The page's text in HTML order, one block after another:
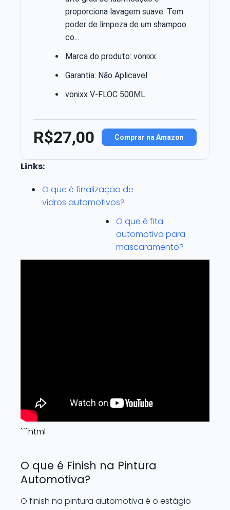
proporciona lavagem suave. Tem
poder de limpeza de um shampoo
co...
Marca do produto: vonixx
Garantia: Não Aplicavel
vonixx V-FLOC 500ML
R$27,00 Comprar na Amazon
Links:
O que é finalização de
vidros automotivos?
O que é fita
automotiva para
mascaramento?
```html
O que é Finish na Pintura
Automotiva?
O finish na pintura automotiva é o estágio